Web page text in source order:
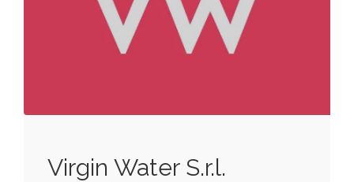
Virgin Water S.r.l.